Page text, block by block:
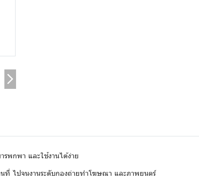
กพา และใช้งานได้ง่าย
ไปจนงานระดับกองถ่ายทำโฆษณา และภาพยนตร์